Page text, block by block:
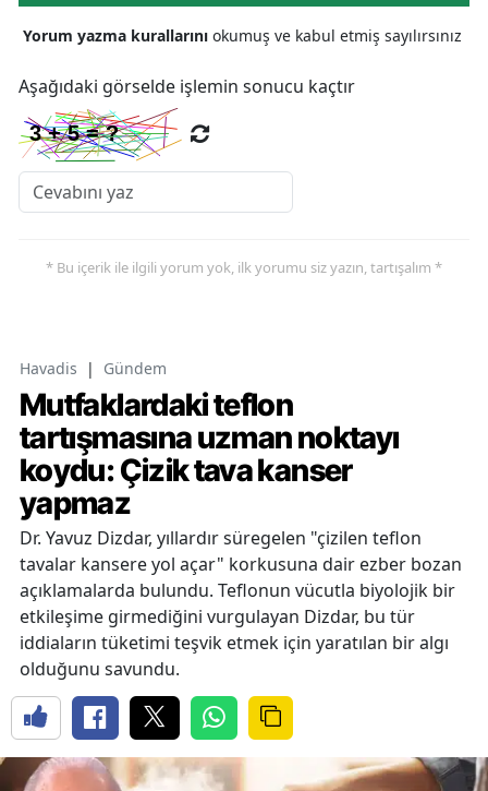
Yorum yazma kurallarını okumuş ve kabul etmiş sayılırsınız
Aşağıdaki görselde işlemin sonucu kaçtır
* Bu içerik ile ilgili yorum yok, ilk yorumu siz yazın, tartışalım *
Havadis | Gündem
Mutfaklardaki teflon
tartışmasına uzman noktayı
koydu: Çizik tava kanser
yapmaz
Dr. Yavuz Dizdar, yıllardır süregelen "çizilen teflon
tavalar kansere yol açar" korkusuna dair ezber bozan
açıklamalarda bulundu. Teflonun vücutla biyolojik bir
etkileşime girmediğini vurgulayan Dizdar, bu tür
iddiaların tüketimi teşvik etmek için yaratılan bir algı
olduğunu savundu.